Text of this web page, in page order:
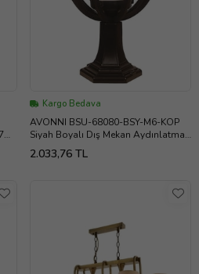
Kargo Bedava
AVONNI BSU-68080-BSY-M6-KOP
Siyah Boyalı Dış Mekan Aydınlatma
E27 ABS Polietilen Cam 30cm
2.033,76 TL